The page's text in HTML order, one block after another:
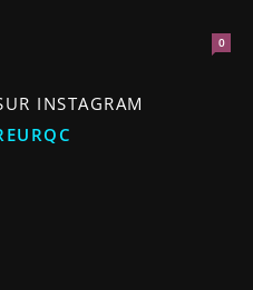
0
INSTAGRAM